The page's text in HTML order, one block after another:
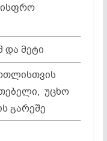
და მეტი
უცხო
გარეშე